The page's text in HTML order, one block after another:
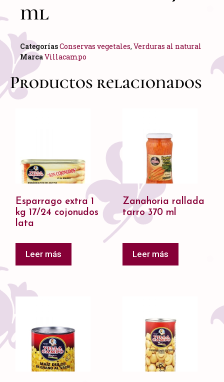
ml
CategoríasConservas vegetales, Verduras al natural
MarcaVillacampo
Productos relacionados
Esparrago extra 1
kg 17/24 cojonudos
lata
Leer más
Zanahoria rallada
tarro 370 ml
Leer más